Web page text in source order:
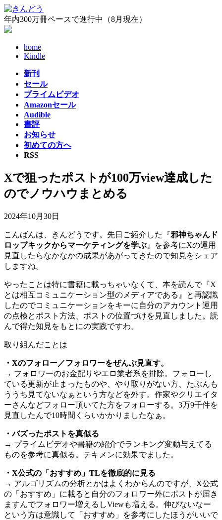
コ
ン
テ
ナ
ビ
ゲ
年内300万冊ペースで進行中（8月現在）
home
Kindle
新刊
セール
プライムビデオ
Amazonセール
Audible
書評
お知らせ
初めての方へ
RSS
Xで狙ったポストが100万view達成した
のでノウハウまとめる
2024年10月30日
こんばんは、きんどうです。先日ご紹介した『邪神ちゃんド
ロップキックからマーケティングを学ぶ 』を参考にXの運用
見直したらなかなかの成果があがってきたので知見をシェア
しますね。
やったことは特に書籍に載っちゃいなくて、本を読んで『X
とは相互コミュニケーション型のメディアである』と再認識
したのでコミュニケーションをキーに自分のアカウント運用
の点検とポスト方法、ポストの位置づけを見直しました。読
んで得た知見をもとにの実践ですわ。
取り組んだことは
・Xのフォロー／フォロワーをぜんぶ見直す。
→ フォロワーのお金配りやエロ業者系を排除。フォローし
ている更新が止まったものや、やり取りがない方、たぶんも
ううち見てないなぁという方などを外す。作家やクリエイタ
ーさんなどフォロー頂いてた方をフォローする。3万9千件を
見直したんで10時間くらいかかりましたなぁ。
・バズったポストを真似る
→ プライムビデオや書籍の紹介でランキング変動与えてる
ものを参考に真似る。テキメンに効果でました。
・X公式の「おすすめ」TLを徹底的に見る
→ アルゴリズムの分析とかはよくわからんのですが、X公式
の「おすすめ」に載ると自分のフォロワー外にポストが届き
ますんでフォロワー増えるしViewも増える。伸びないなー
という方は意識して「おすすめ」を参考にしたほうがいいで